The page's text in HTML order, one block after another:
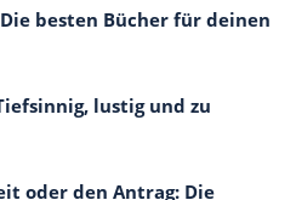
besten Bücher für deinen
lustig und zu
oder den Antrag: Die